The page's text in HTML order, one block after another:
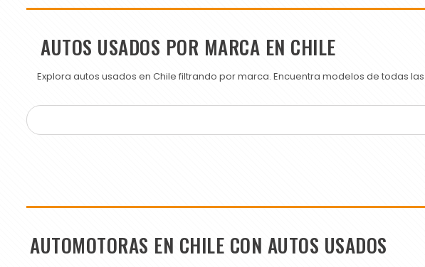
AUTOS USADOS POR MARCA EN CHILE
Explora autos usados en Chile filtrando por marca. Encuentra modelos de todas
AUTOMOTORAS EN CHILE CON AUTOS USADOS